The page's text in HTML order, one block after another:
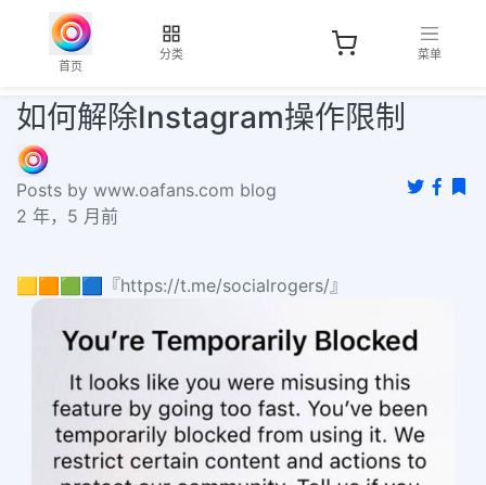
首页
分类 菜单
如何解除Instagram操作限制
Posts by www.oafans.com blog
2 年，5 月前
🟨🟧🟩🟦『https://t.me/socialrogers/』